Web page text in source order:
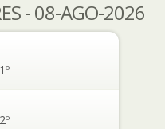
- 08-AGO-2026
1º
2º